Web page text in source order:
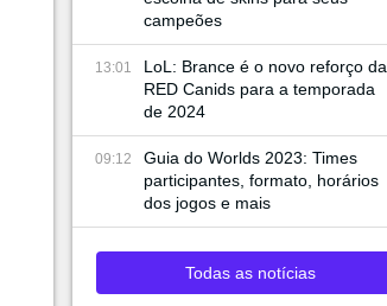
campeões
13:01
LoL: Brance é o novo reforço da
RED Canids para a temporada
de 2024
09:12
Guia do Worlds 2023: Times
participantes, formato, horários
dos jogos e mais
Todas as notícias